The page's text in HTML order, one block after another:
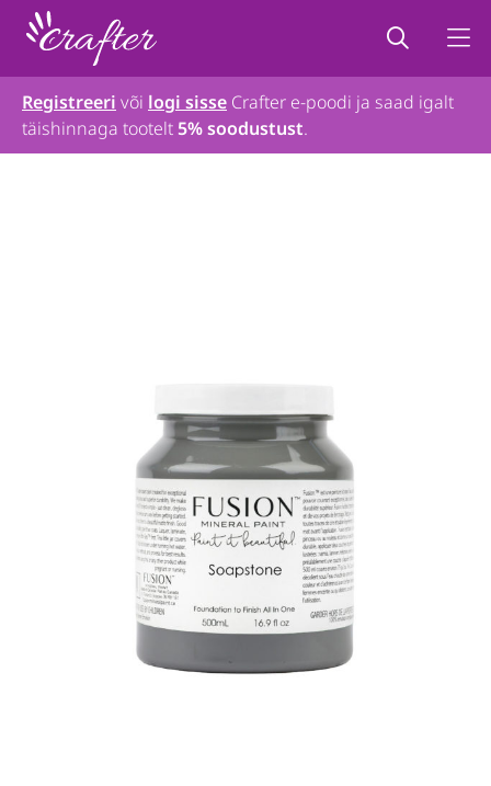
Registreeri või logi sisse Crafter e-poodi ja saad igalt
täishinnaga tootelt5% soodustust.